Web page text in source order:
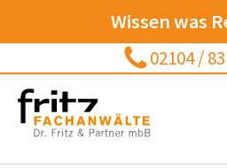
Wissen was
02104 /